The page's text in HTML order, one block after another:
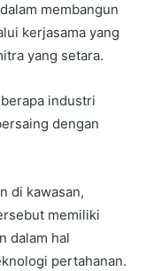
membangun
kerjasama yang
yang setara.
industri
dengan
di kawasan,
memiliki
dalam hal
pertahanan.